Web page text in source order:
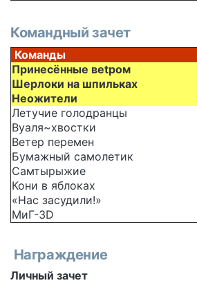
Командный зачет
Команды
Принесённые веtром
Шерлоки на шпильках
Неожители
Летучие голодранцы
Вуаля~хвостки
Ветер перемен
Бумажный самолетик
Самтырыжие
Кони в яблоках
«Нас засудили!»
МиГ-3D
Награждение
Личный зачет